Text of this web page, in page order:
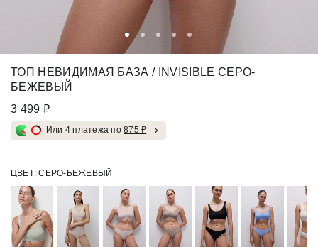
ТОП НЕВИДИМАЯ БАЗА / INVISIBLE СЕРО-
БЕЖЕВЫЙ
3 499 ₽
Или 4 платежа по875 ₽
ЦВЕТ:СЕРО-БЕЖЕВЫЙ